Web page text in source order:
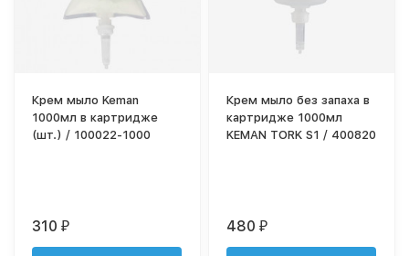
Крем мыло Keman
1000мл в картридже
(шт.) / 100022-1000
310₽
Крем мыло без запаха в
картридже 1000мл
KEMAN TORK S1 / 400820
480₽